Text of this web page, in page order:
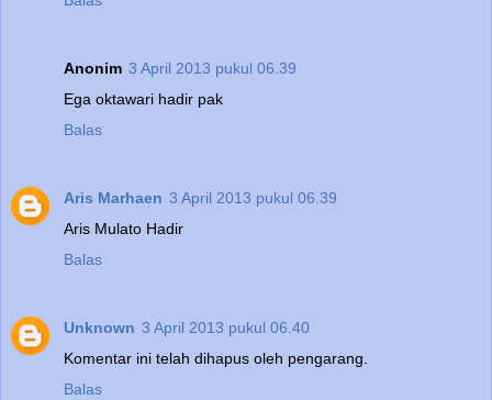
Anonim 3 April 2013 pukul 06.39
Ega oktawari hadir pak
Balas
Aris Marhaen 3 April 2013 pukul 06.39
Aris Mulato Hadir
Balas
Unknown 3 April 2013 pukul 06.40
Komentar ini telah dihapus oleh pengarang.
Balas